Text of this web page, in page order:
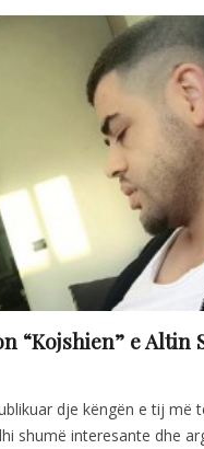
“Kojshien” e Altin
dje këngën e tij më
shumë interesante dhe